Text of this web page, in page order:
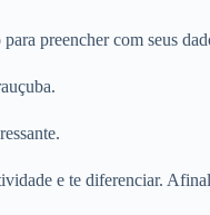
preencher com seus
e te diferenciar.